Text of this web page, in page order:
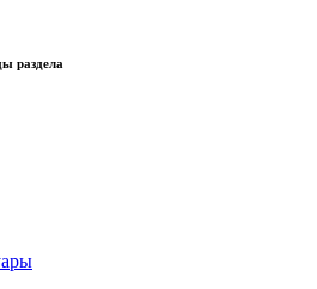
раздела